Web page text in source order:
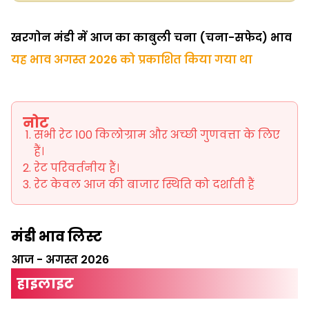
खरगोन मंडी में आज का काबुली चना (चना-सफेद) भाव
यह भाव अगस्त 2026 को प्रकाशित किया गया था
नोट
सभी रेट 100 किलोग्राम और अच्छी गुणवत्ता के लिए
हैं।
रेट परिवर्तनीय हैं।
रेट केवल आज की बाजार स्थिति को दर्शाती हैं
मंडी भाव लिस्ट
आज - अगस्त 2026
हाइलाइट